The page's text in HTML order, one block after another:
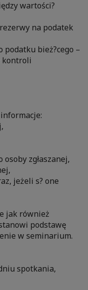
wartości?
na podatek
podatku bież?cego –
kontroli
zgłaszanej,
jeżeli s? one
jak również
podstawę
w seminarium.
spotkania,